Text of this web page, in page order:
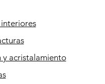
y acristalamiento